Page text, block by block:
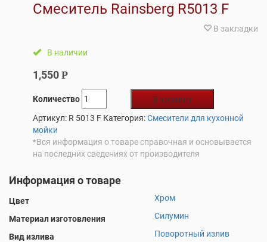
Смеситель Rainsberg R5013 F
В закладки
В наличии
1,550 Р
Количество
В корзину
Артикул: R 5013 F Категория:Смесители для кухонной
мойки
*Вся информация о товаре справочная и основывается
на последних сведениях от производителя
Информация о товаре
Цвет Хром
Материал изготовления Силумин
Вид излива Поворотный излив